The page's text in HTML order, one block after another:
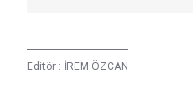
Editör : İREM ÖZCAN